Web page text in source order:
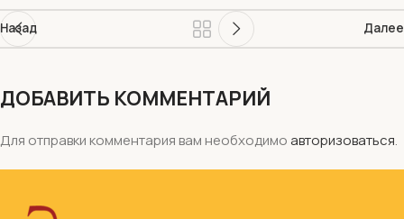
Назад Далее
ДОБАВИТЬ КОММЕНТАРИЙ
Для отправки комментария вам необходимоавторизоваться.